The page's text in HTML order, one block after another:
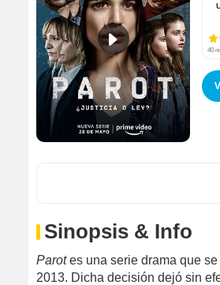
40
Sinopsis & Info
Parotes una serie drama que
2013. Dicha decisión dejó sin